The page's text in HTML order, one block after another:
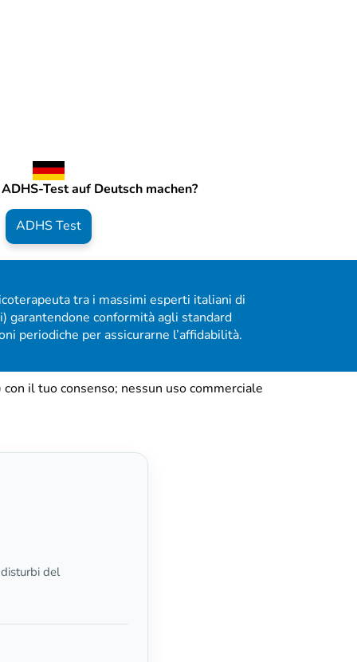
Test auf Deutsch machen?
ADHS Test
tra i massimi esperti italiani di
garantendone conformità agli standard
periodiche per assicurarne l’affidabilità.
il tuo consenso; nessun uso commerciale
del